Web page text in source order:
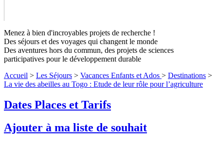
La vie des abeilles au Togo : Etude de
leur rôle pour l’agricultureNiveaux 1 à
4
: l’abeille et la fleur.↓ Lire le descriptif détaillé plus bas ↓
Menez à bien d'incroyables projets de recherche !
Des séjours et des voyages qui changent le monde
Des aventures hors du commun, des projets de sciences
participatives pour le développement durable
Accueil > Les Séjours > Vacances Enfants et Ados > Destinations >
La vie des abeilles au Togo : Etude de leur rôle pour l’agriculture
Dates Places et Tarifs
Ajouter à ma liste de souhait